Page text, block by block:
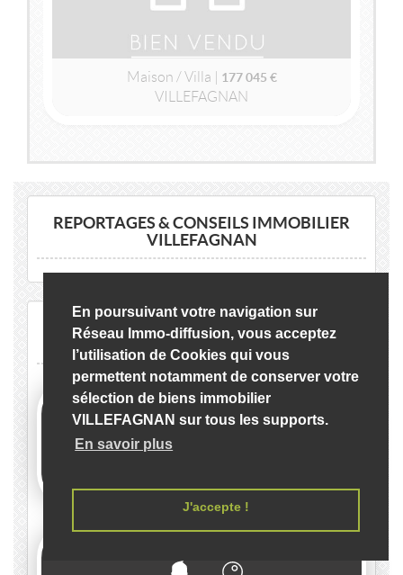
En poursuivant votre navigation sur
Réseau Immo-diffusion, vous acceptez
l’utilisation de Cookies qui vous
permettent notamment de conserver votre
sélection de biens immobilier
VILLEFAGNAN sur tous les supports.
En savoir plus
J'accepte !
Maison / Villa | 177 045 €
VILLEFAGNAN
REPORTAGES & CONSEILS IMMOBILIER
VILLEFAGNAN
CENTRALISEZ VOTRE DEMANDE
CHARENTE... CRÉEZ UN COMPTE :